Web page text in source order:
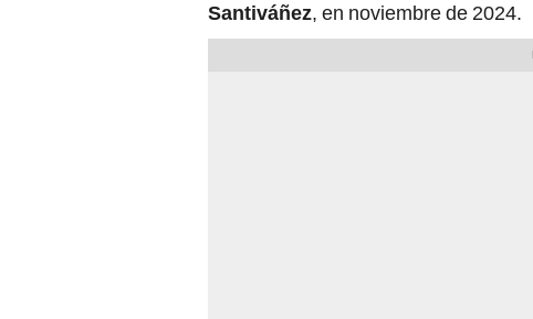
Santiváñez, en noviembre de 2024.